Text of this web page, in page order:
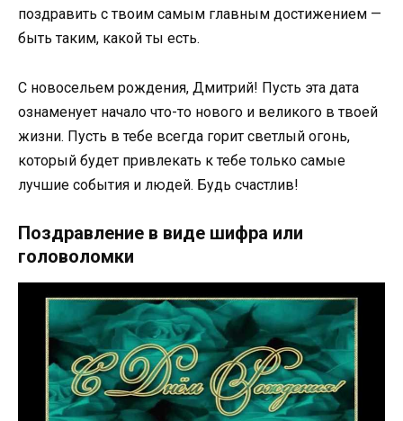
поздравить с твоим самым главным достижением —
быть таким, какой ты есть.
С новосельем рождения, Дмитрий! Пусть эта дата
ознаменует начало что-то нового и великого в твоей
жизни. Пусть в тебе всегда горит светлый огонь,
который будет привлекать к тебе только самые
лучшие события и людей. Будь счастлив!
Поздравление в виде шифра или
головоломки